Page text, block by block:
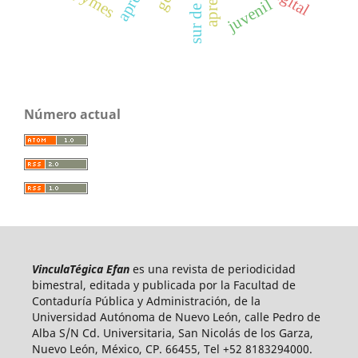
juvenil
Número actual
VinculaTégica Efanes una revista de periodicidad
bimestral, editada y publicada por la Facultad de
Contaduría Pública y Administración, de la
Universidad Autónoma de Nuevo León, calle Pedro de
Alba S/N Cd. Universitaria, San Nicolás de los Garza,
Nuevo León, México, CP. 66455, Tel +52 8183294000.